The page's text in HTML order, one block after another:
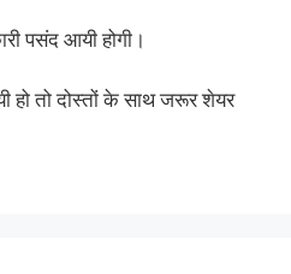
पसंद आयी होगी।
हो तो दोस्तों के साथ जरूर शेयर